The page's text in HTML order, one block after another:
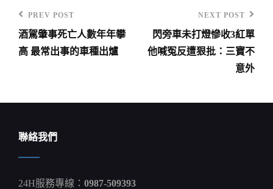
文
覽
Previous
Post
PREV POST
酒駕肇事死亡人數年年攀
高 最常出事的車種出爐
Post
NEXT POST
閃旁車未打燈慘收3紅單
他喊冤反遭狠批：三寶不
意外
聯絡我們
24H服務專線： 0987-509393